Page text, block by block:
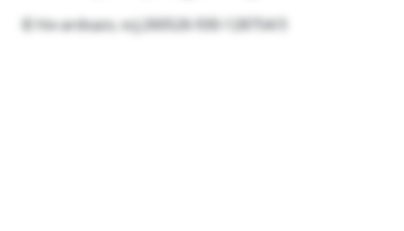
© hiv-ardsazv, vcj:260526-930-128754/3